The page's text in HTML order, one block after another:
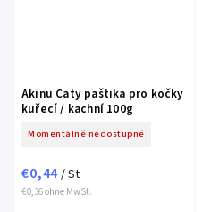
Akinu Caty paštika pro kočky
kuřecí / kachní 100g
Momentálně nedostupné
€0,36 ohne MwSt.
€0,44/ St